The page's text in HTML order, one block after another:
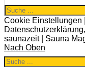
Search
for:
Cookie Einstellungen |
Datenschutzerklärung,
saunazeit | Sauna
Nach Oben
Search
for: